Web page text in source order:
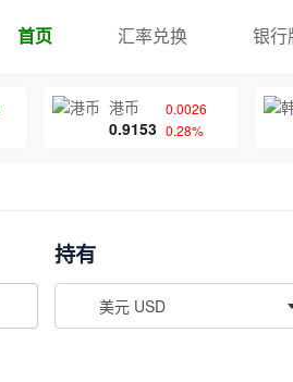
首页 汇率兑换 银行
港币
0.9153
0.0026
0.28%
持有
美元 USD